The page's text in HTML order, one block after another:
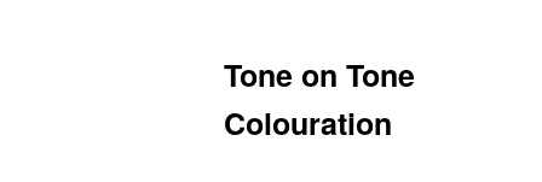
Tone on Tone
Colouration